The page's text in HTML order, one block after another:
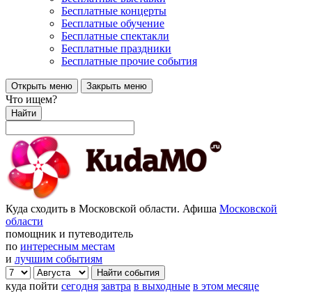
Бесплатные концерты
Бесплатные обучение
Бесплатные спектакли
Бесплатные праздники
Бесплатные прочие события
Открыть меню Закрыть меню
Что ищем?
Найти
Куда сходить в Московской области. Афиша Московской
области
помощник и путеводитель
по интересным местам
и лучшим событиям
куда пойти сегодня завтра в выходные в этом месяце